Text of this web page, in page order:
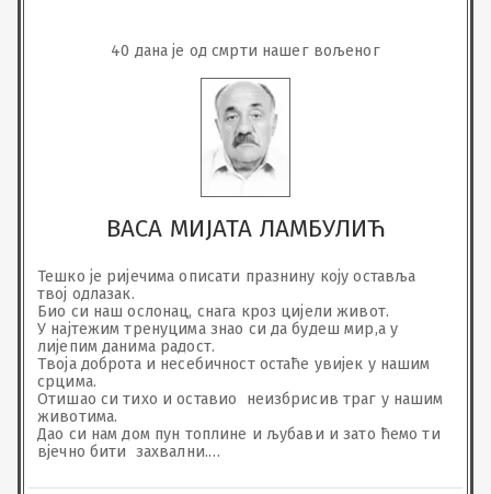
40 дана је од смрти нашег вољеног
ВАСА МИЈАТА ЛАМБУЛИЋ
Тешко је ријечима описати празнину коју оставља
твој одлазак.
Био си наш ослонац, снага кроз цијели живот.
У најтежим тренуцима знао си да будеш мир,а у
лијепим данима радост.
Твоја доброта и несебичност остаће увијек у нашим
срцима.
Отишао си тихо и оставио  неизбрисив траг у нашим
животима.
Дао си нам дом пун топлине и љубави и зато ћемо ти
вјечно бити  захвални.